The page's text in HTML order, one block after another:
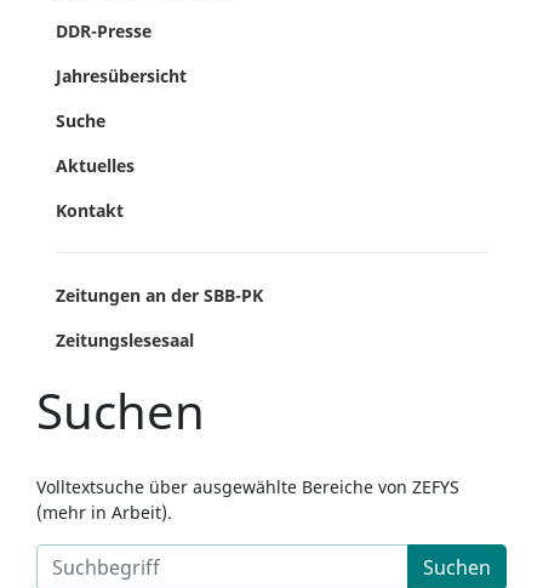
DDR-Presse
Jahresübersicht
Suche
Aktuelles
Kontakt
Zeitungen an der SBB-PK
Zeitungslesesaal
Suchen
Volltextsuche über ausgewählte Bereiche von ZEFYS
(mehr in Arbeit).
Suchen